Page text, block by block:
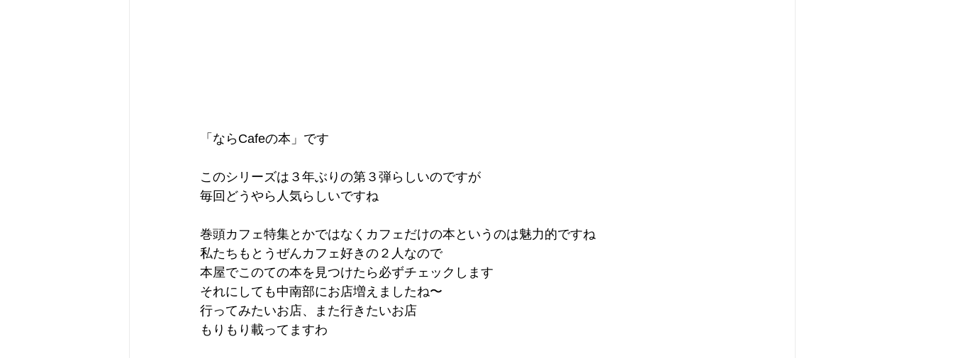
「ならCafeの本」です
このシリーズは３年ぶりの第３弾らしいのですが
毎回どうやら人気らしいですね
巻頭カフェ特集とかではなくカフェだけの本というのは魅力的ですね
私たちもとうぜんカフェ好きの２人なので
本屋でこのての本を見つけたら必ずチェックします
それにしても中南部にお店増えましたね〜
行ってみたいお店、また行きたいお店
もりもり載ってますわ